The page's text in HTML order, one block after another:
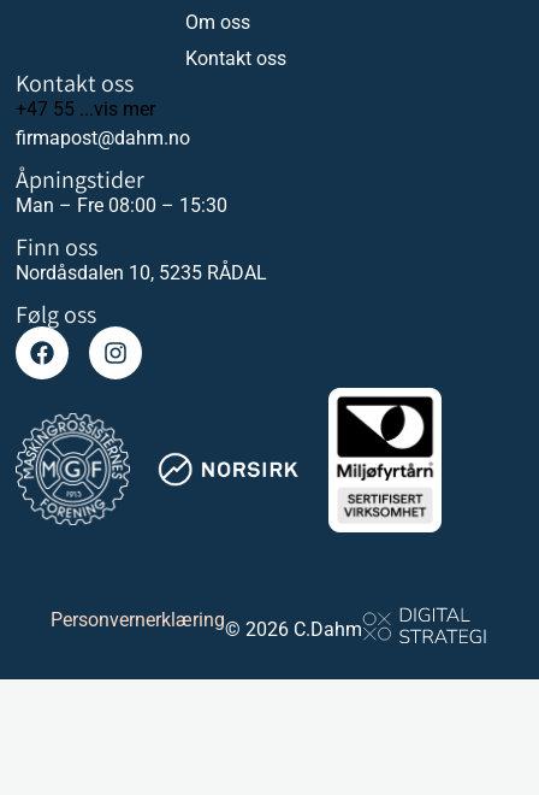
Om oss
Kontakt oss
Kontakt oss
+47 55 ...vis mer
firmapost@dahm.no
Åpningstider
Man – Fre 08:00 – 15:30
Finn oss
Nordåsdalen 10, 5235 RÅDAL
Følg oss
Personvernerklæring© 2026 C.Dahm